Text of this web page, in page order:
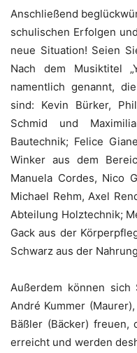
Anschließend
schulischen Erfolgen
neue Situation! Seien
Nach dem Musiktitel
namentlich genannt,
sind: Kevin Bürker,
Schmid und
Bautechnik; Felice
Winker aus dem
Manuela Cordes, Nico
Michael Rehm, Axel
Abteilung Holztechnik;
Gack aus der
Schwarz aus der
Außerdem können sich
André Kummer
Bäßler (Bäcker)
erreicht und werden